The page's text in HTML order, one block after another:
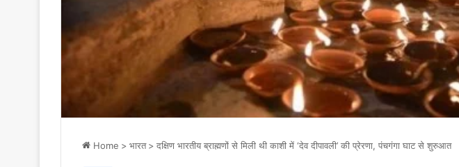
Home > भारत > दक्षिण भारतीय ब्राह्मणों से मिली थी काशी में ‘देव दीपावली’ की प्रेरणा, पंचगंगा घाट से शुरुआत